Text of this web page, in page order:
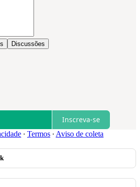
Discussões
Inscreva-se
∙ Termos ∙ Aviso de coleta